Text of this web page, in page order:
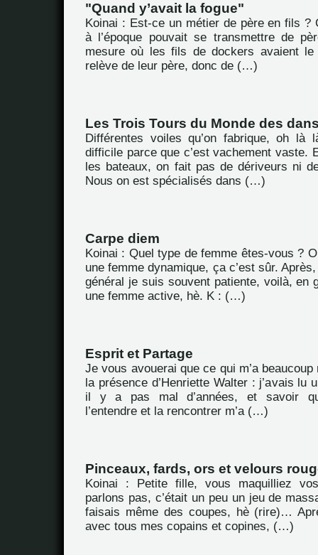
"Quand y’avait la fogue"
Koinai : Est-ce un métier de père en fils ?
à l’époque pouvait se transmettre de
mesure où les fils de dockers avaient
relève de leur père, donc de (…)
Les Trois Tours du Monde des
Différentes voiles qu’on fabrique, oh là
difficile parce que c’est vachement vaste.
les bateaux, on fait pas de dériveurs ni
Nous on est spécialisés dans (…)
Carpe diem
Koinai : Quel type de femme êtes-vous ?
une femme dynamique, ça c’est sûr.
général je suis souvent patiente, voilà, en
une femme active, hè. K : (…)
Esprit et Partage
Je vous avouerai que ce qui m’a
la présence d’Henriette Walter : j’avais lu
il y a pas mal d’années, et savoir
l’entendre et la rencontrer m’a (…)
Pinceaux, fards, ors et velours
Koinai : Petite fille, vous maquilliez
parlons pas, c’était un peu un jeu de
faisais même des coupes, hè (rire)…
avec tous mes copains et copines, (…)